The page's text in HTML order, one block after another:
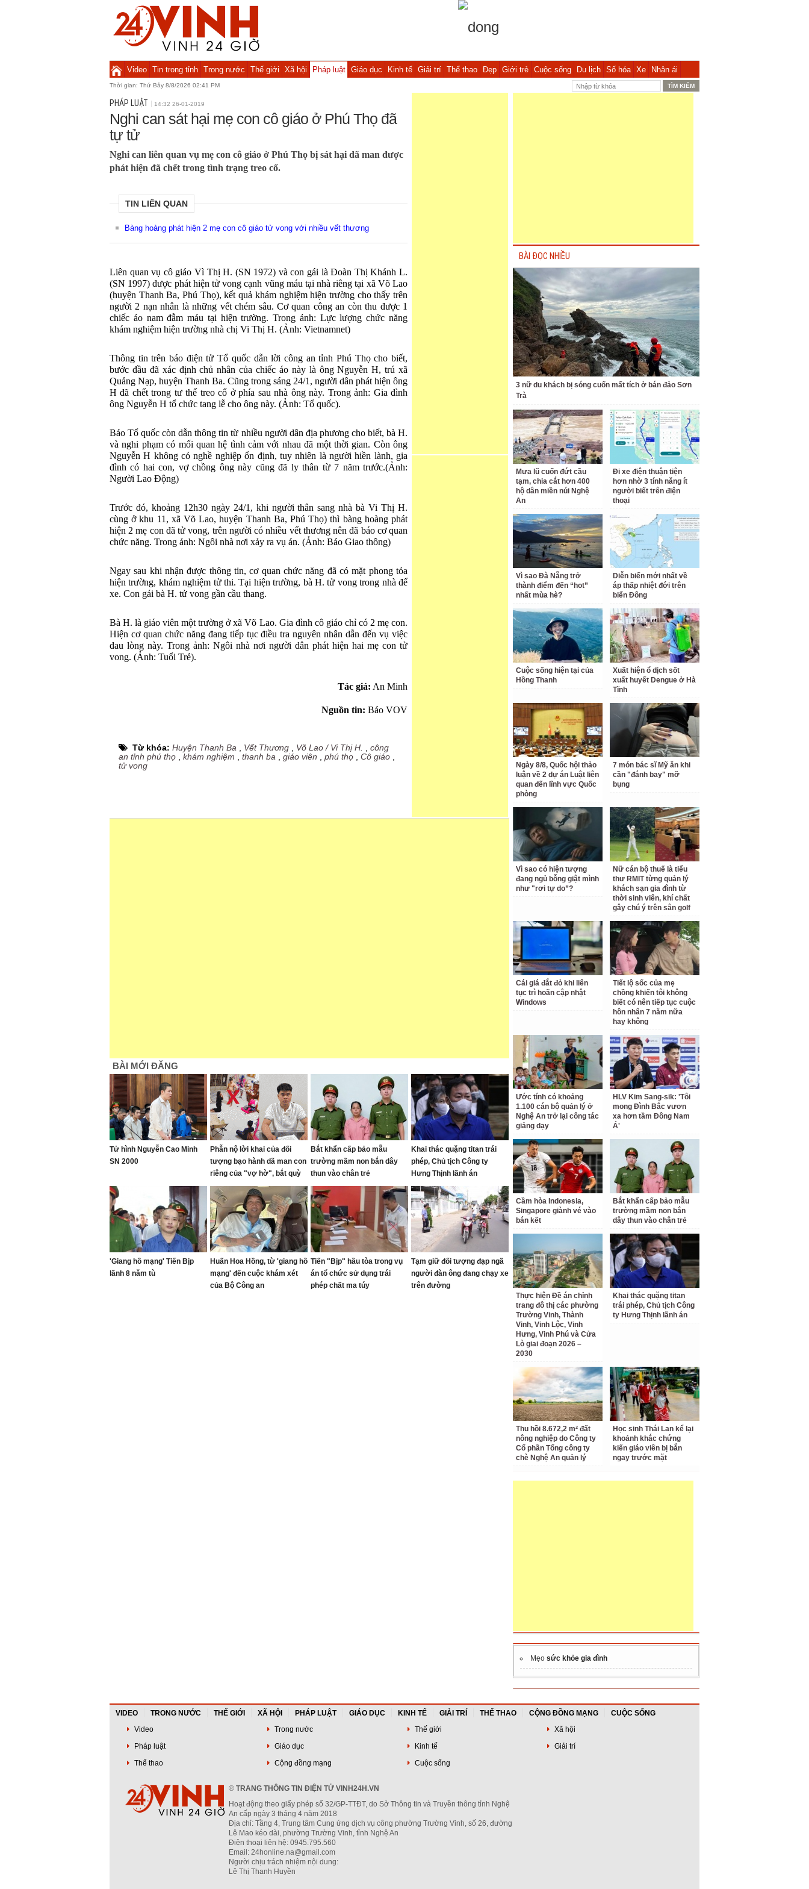
Video Tin trong tỉnh Trong nước Thế giới Xã hội Pháp luật Giáo dục Kinh tế Giải trí Thể thao Đẹp Giới trẻ Cuộc sống Du lịch Số hóa Xe Nhân ái
Thời gian: Thứ Bảy 8/8/2026 02:41 PM
PHÁP LUẬT 14:32 26-01-2019
Nghi can sát hại mẹ con cô giáo ở Phú Thọ đã
tự tử
Nghi can liên quan vụ mẹ con cô giáo ở Phú Thọ bị sát hại dã man được
phát hiện đã chết trong tình trạng treo cổ.
TIN LIÊN QUAN
Bàng hoàng phát hiện 2 mẹ con cô giáo tử vong với nhiều vết thương
Liên quan vụ cô giáo Vì Thị H. (SN 1972) và con gái là Đoàn Thị Khánh L.
(SN 1997) được phát hiện tử vong cạnh vũng máu tại nhà riêng tại xã Võ Lao
(huyện Thanh Ba, Phú Thọ), kết quả khám nghiệm hiện trường cho thấy trên
người 2 nạn nhân là những vết chém sâu. Cơ quan công an còn thu được 1
chiếc áo nam đẫm máu tại hiện trường. Trong ảnh: Lực lượng chức năng
khám nghiệm hiện trường nhà chị Vi Thị H. (Ảnh: Vietnamnet)
Thông tin trên báo điện tử Tổ quốc dẫn lời công an tỉnh Phú Thọ cho biết,
bước đầu đã xác định chủ nhân của chiếc áo này là ông Nguyễn H, trú xã
Quảng Nạp, huyện Thanh Ba. Cũng trong sáng 24/1, người dân phát hiện ông
H đã chết trong tư thế treo cổ ở phía sau nhà ông này. Trong ảnh: Gia đình
ông Nguyễn H tổ chức tang lễ cho ông này. (Ảnh: Tổ quốc).
Báo Tổ quốc còn dẫn thông tin từ nhiều người dân địa phương cho biết, bà H.
và nghi phạm có mối quan hệ tình cảm với nhau đã một thời gian. Còn ông
Nguyễn H không có nghề nghiệp ổn định, tuy nhiên là người hiền lành, gia
đình có hai con, vợ chồng ông này cũng đã ly thân từ 7 năm trước.(Ảnh:
Người Lao Động)
Trước đó, khoảng 12h30 ngày 24/1, khi người thân sang nhà bà Vi Thị H.
cùng ở khu 11, xã Võ Lao, huyện Thanh Ba, Phú Thọ) thì bàng hoàng phát
hiện 2 mẹ con đã tử vong, trên người có nhiều vết thương nên đã báo cơ quan
chức năng. Trong ảnh: Ngôi nhà nơi xảy ra vụ án. (Ảnh: Báo Giao thông)
Ngay sau khi nhận được thông tin, cơ quan chức năng đã có mặt phong tỏa
hiện trường, khám nghiệm tử thi. Tại hiện trường, bà H. tử vong trong nhà để
xe. Con gái bà H. tử vong gần cầu thang.
Bà H. là giáo viên một trường ở xã Võ Lao. Gia đình cô giáo chỉ có 2 mẹ con.
Hiện cơ quan chức năng đang tiếp tục điều tra nguyên nhân dẫn đến vụ việc
đau lòng này. Trong ảnh: Ngôi nhà nơi người dân phát hiện hai mẹ con tử
vong. (Ảnh: Tuổi Trẻ).
Tác giả: An Minh
Nguồn tin: Báo VOV
Từ khóa: Huyện Thanh Ba Vết Thương Võ Lao / Vi Thị H.
công
an tỉnh phú thọ
khám nghiệm thanh ba giáo viên phú thọ Cô giáo
tử vong
BÀI MỚI ĐĂNG
Tử hình Nguyễn Cao Minh
SN 2000
Phẫn nộ lời khai của đối
tượng bạo hành dã man con
riêng của "vợ hờ", bắt quỳ
gối đến 1 giờ sáng
Bắt khẩn cấp bảo mẫu
trường mầm non bắn dây
thun vào chân trẻ
Khai thác quặng titan trái
phép, Chủ tịch Công ty
Hưng Thịnh lãnh án
'Giang hồ mạng' Tiến Bịp
lãnh 8 năm tù
Huấn Hoa Hồng, từ 'giang hồ
mạng' đến cuộc khám xét
của Bộ Công an
Tiến "Bịp" hầu tòa trong vụ
án tổ chức sử dụng trái
phép chất ma túy
Tạm giữ đối tượng đạp ngã
người đàn ông đang chạy xe
trên đường
BÀI ĐỌC NHIỀU
3 nữ du khách bị sóng cuốn mất tích ở bán đảo Sơn
Trà
Mưa lũ cuốn đứt cầu
tạm, chia cắt hơn 400
hộ dân miền núi Nghệ
An
Đi xe điện thuận tiện
hơn nhờ 3 tính năng ít
người biết trên điện
thoại
Vì sao Đà Nẵng trở
thành điểm đến “hot”
nhất mùa hè?
Diễn biến mới nhất về
áp thấp nhiệt đới trên
biển Đông
Cuộc sống hiện tại của
Hồng Thanh
Xuất hiện ổ dịch sốt
xuất huyết Dengue ở Hà
Tĩnh
Ngày 8/8, Quốc hội thảo
luận về 2 dự án Luật liên
quan đến lĩnh vực Quốc
phòng
7 món bác sĩ Mỹ ăn khi
cần "đánh bay" mỡ
bụng
Vì sao có hiện tượng
đang ngủ bỗng giật mình
như "rơi tự do”?
Nữ cán bộ thuế là tiểu
thư RMIT từng quản lý
khách sạn gia đình từ
thời sinh viên, khí chất
gây chú ý trên sân golf
Cái giá đắt đỏ khi liên
tục trì hoãn cập nhật
Windows
Tiết lộ sốc của mẹ
chồng khiến tôi không
biết có nên tiếp tục cuộc
hôn nhân 7 năm nữa
hay không
Ước tính có khoảng
1.100 cán bộ quản lý ở
Nghệ An trở lại công tác
giảng dạy
HLV Kim Sang-sik: 'Tôi
mong Đình Bắc vươn
xa hơn tầm Đông Nam
Á'
Cầm hòa Indonesia,
Singapore giành vé vào
bán kết
Bắt khẩn cấp bảo mẫu
trường mầm non bắn
dây thun vào chân trẻ
Thực hiện Đề án chỉnh
trang đô thị các phường
Trường Vinh, Thành
Vinh, Vinh Lộc, Vinh
Hưng, Vinh Phú và Cửa
Lò giai đoạn 2026 –
2030
Khai thác quặng titan
trái phép, Chủ tịch Công
ty Hưng Thịnh lãnh án
Thu hồi 8.672,2 m² đất
nông nghiệp do Công ty
Cổ phần Tổng công ty
chè Nghệ An quản lý
Học sinh Thái Lan kể lại
khoảnh khắc chứng
kiến giáo viên bị bắn
ngay trước mặt
Mẹo sức khỏe gia đình
VIDEO TRONG NƯỚC THẾ GIỚI XÃ HỘI PHÁP LUẬT GIÁO DỤC KINH TẾ GIẢI TRÍ THỂ THAO CỘNG ĐỒNG MẠNG
CUỘC SỐNG
Video
Trong nước Thế giới
Xã hội
Pháp luật
Giáo dục Kinh tế
Giải trí
Thể thao
Cộng đồng mạng Cuộc sống
® TRANG THÔNG TIN ĐIỆN TỬ VINH24H.VN
Hoạt động theo giấy phép số 32/GP-TTĐT, do Sở Thông tin và Truyền thông tỉnh Nghệ
An cấp ngày 3 tháng 4 năm 2018
Địa chỉ: Tầng 4, Trung tâm Cung ứng dịch vụ công phường Trường Vinh, số 26, đường
Lê Mao kéo dài, phường Trường Vinh, tỉnh Nghệ An
Điện thoại liên hệ: 0945.795.560
Email: 24honline.na@gmail.com
Người chịu trách nhiệm nội dung:
Lê Thị Thanh Huyền